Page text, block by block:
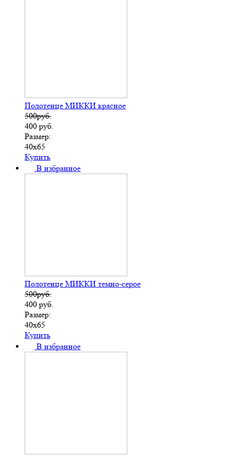
Полотенце МИККИ красное
500руб.
400 руб.
Размер:
40х65
Купить
В избранное
Полотенце МИККИ темно-серое
500руб.
400 руб.
Размер:
40х65
Купить
В избранное